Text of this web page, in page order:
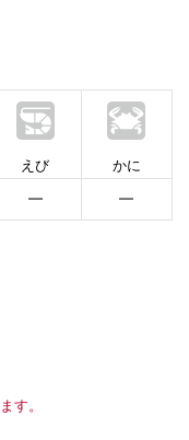
えび
━
かに
━
す。